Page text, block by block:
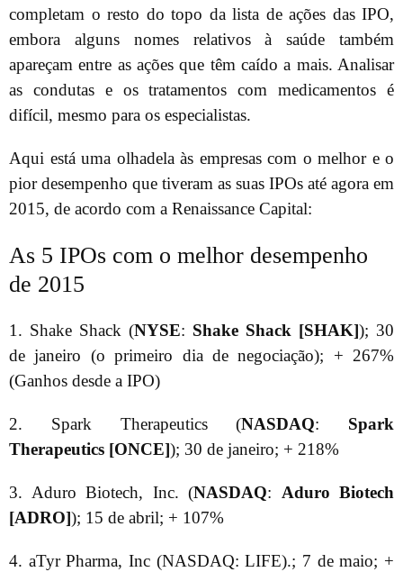
completam o resto do topo da lista de ações das IPO,
embora alguns nomes relativos à saúde também
apareçam entre as ações que têm caído a mais. Analisar
as condutas e os tratamentos com medicamentos é
difícil, mesmo para os especialistas.
Aqui está uma olhadela às empresas com o melhor e o
pior desempenho que tiveram as suas IPOs até agora em
2015, de acordo com a Renaissance Capital:
As 5 IPOs com o melhor desempenho
de 2015
1. Shake Shack (NYSE: Shake Shack [SHAK]); 30
de janeiro (o primeiro dia de negociação); + 267%
(Ganhos desde a IPO)
2. Spark Therapeutics (NASDAQ: Spark
Therapeutics [ONCE]); 30 de janeiro; + 218%
3. Aduro Biotech, Inc. (NASDAQ: Aduro Biotech
[ADRO]); 15 de abril; + 107%
4. aTyr Pharma, Inc (NASDAQ: LIFE).; 7 de maio; +